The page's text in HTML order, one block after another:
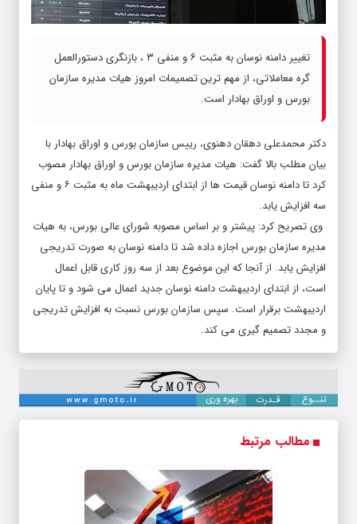
تغییر دامنه نوسان به مثبت ۶ و منفی ۳ ، بازنگری دستورالعمل
گره معاملاتی، از مهم ترین تصمیمات امروز هیات مدیره سازمان
بورس و اوراق بهادار است.
دکتر محمدعلی دهقان دهنوی، رییس سازمان بورس و اوراق بهادار با
بیان مطلب بالا گفت: هیات مدیره سازمان بورس و اوراق بهادار مصوب
کرد تا دامنه نوسان قیمت ها از ابتدای اردیبهشت ماه به مثبت ۶ و منفی
سه افزایش یابد.
وی تصریح کرد: پیشتر و بر اساس مصوبه شورای عالی بورس، به هیات
مدیره سازمان بورس اجازه داده شد تا دامنه نوسان به صورت تدریجی
افزایش یابد. از آنجا که این موضوع بعد از سه روز کاری قابل اعمال
است، از ابتدای اردیبهشت دامنه نوسان جدید اعمال می شود و تا پایان
اردیبهشت برقرار است. سپس سازمان بورس نسبت به افزایش تدریجی
و مجدد تصمیم گیری می کند.
مطالب مرتبط